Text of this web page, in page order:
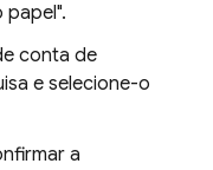
papel".
conta de
e selecione-o
a